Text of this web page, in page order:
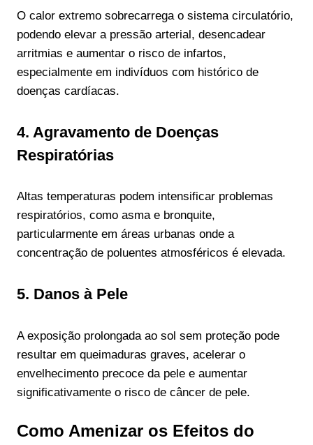
O calor extremo sobrecarrega o sistema circulatório,
podendo elevar a pressão arterial, desencadear
arritmias e aumentar o risco de infartos,
especialmente em indivíduos com histórico de
doenças cardíacas.
4. Agravamento de Doenças
Respiratórias
Altas temperaturas podem intensificar problemas
respiratórios, como asma e bronquite,
particularmente em áreas urbanas onde a
concentração de poluentes atmosféricos é elevada.
5. Danos à Pele
A exposição prolongada ao sol sem proteção pode
resultar em queimaduras graves, acelerar o
envelhecimento precoce da pele e aumentar
significativamente o risco de câncer de pele.
Como Amenizar os Efeitos do